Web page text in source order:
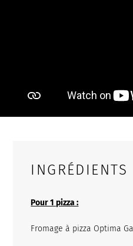
INGRÉDIENTS
Pour 1 pizza :
Fromage à pizza Optima